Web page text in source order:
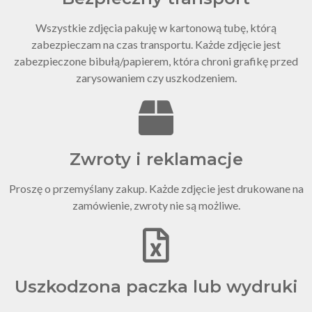
Wszystkie zdjęcia pakuję w kartonową tubę, którą
zabezpieczam na czas transportu. Każde zdjęcie jest
zabezpieczone bibułą/papierem, która chroni grafikę przed
zarysowaniem czy uszkodzeniem.
Zwroty i reklamacje
Proszę o przemyślany zakup. Każde zdjęcie jest drukowane na
zamówienie, zwroty nie są możliwe.
Uszkodzona paczka lub wydruki